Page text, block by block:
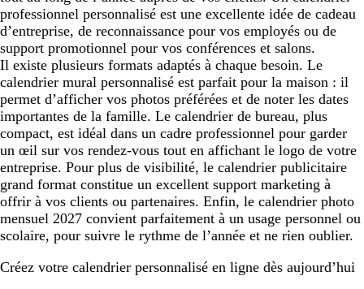
professionnel personnalisé est une excellente idée de cadeau
d’entreprise, de reconnaissance pour vos employés ou de
support promotionnel pour vos conférences et salons.
Il existe plusieurs formats adaptés à chaque besoin. Le
calendrier mural personnalisé est parfait pour la maison : il
permet d’afficher vos photos préférées et de noter les dates
importantes de la famille. Le calendrier de bureau, plus
compact, est idéal dans un cadre professionnel pour garder
un œil sur vos rendez-vous tout en affichant le logo de votre
entreprise. Pour plus de visibilité, le calendrier publicitaire
grand format constitue un excellent support marketing à
offrir à vos clients ou partenaires. Enfin, le calendrier photo
mensuel 2027 convient parfaitement à un usage personnel ou
scolaire, pour suivre le rythme de l’année et ne rien oublier.
Créez votre calendrier personnalisé en ligne dès aujourd’hui